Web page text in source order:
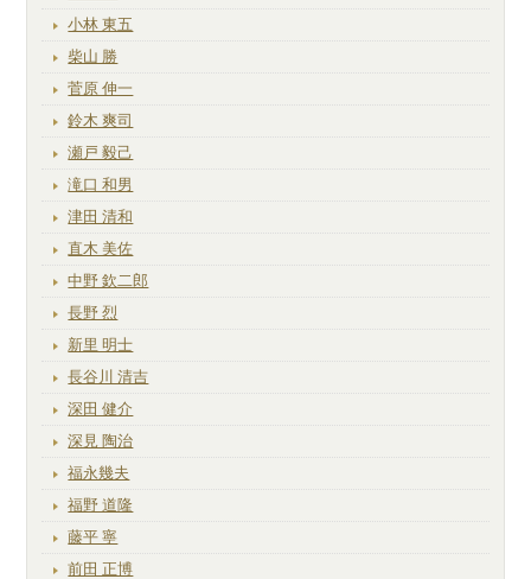
小林 東五
柴山 勝
菅原 伸一
鈴木 爽司
瀬戸 毅己
滝口 和男
津田 清和
直木 美佐
中野 欽二郎
長野 烈
新里 明士
長谷川 清吉
深田 健介
深見 陶治
福永幾夫
福野 道隆
藤平 寧
前田 正博